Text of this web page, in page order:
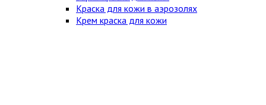
Краска для кожи в аэрозолях
Крем краска для кожи